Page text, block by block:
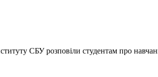
СБУ розповіли студентам про